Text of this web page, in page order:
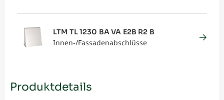
LTM TL 1230 BA VA E2B R2 B
Innen-/Fassadenabschlüsse
Produktdetails